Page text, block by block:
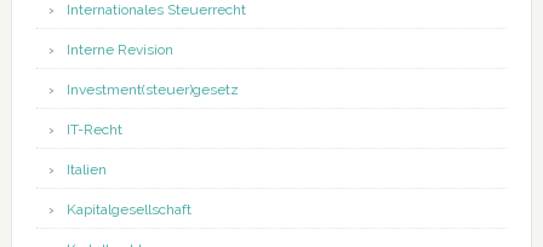
Internationales Steuerrecht
Interne Revision
Investment(steuer)gesetz
IT-Recht
Italien
Kapitalgesellschaft